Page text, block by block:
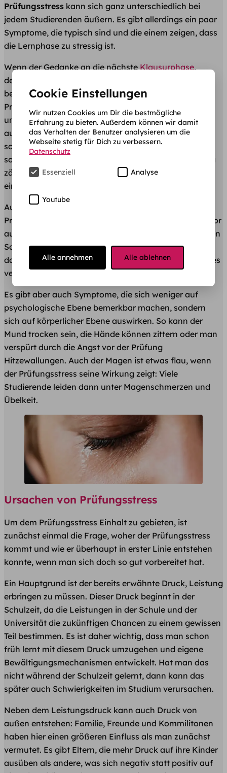
Prüfungsstress kann sich ganz unterschiedlich bei
jedem Studierenden äußern. Es gibt allerdings ein paar
Symptome, die typisch sind und die einem zeigen, dass
die Lernphase zu stressig ist.
Wenn der Gedanke an die nächste Klausurphase,
deinen Puls in die Höhe schnellen lässt und Herzrasen
bei dir verursacht, dann kann das ein Symptom von
Prüfungsstress sein. Dieses Gefühl von erhöhtem Puls
und Unwohlsein, kann sich auch auf deinen Schlaf
auswirken. Studierende mit Angst vor Prüfungen
schlafen deutlich unruhiger und unregelmäßiger als
solche, die diese
nicht verspüren. Dazu
zählen nächtliche Alpträume, Hin- und Herwälzen und
eine unruhige Grundstimmung.
Außerdem ist der Blackout ein häufiges Symptom von
Prüfungsstress. Ganz gleich, wie viel der Lernstoff zuvor
auswendig gelernt wurde und wie viele Übungen zu den
Sachverhalten gemacht wurden, Prüfungsstress kann
dafür sorgen, dass man in der Prüfung selbst dann alles
vergisst.
Es gibt aber auch Symptome, die sich weniger auf
psychologische Ebene bemerkbar machen, sondern
sich auf körperlicher Ebene auswirken. So kann der
Mund trocken sein, die Hände können zittern oder man
verspürt durch die Angst vor der Prüfung
Hitzewallungen. Auch der Magen ist etwas flau, wenn
der Prüfungsstress seine Wirkung zeigt: Viele
Studierende leiden dann unter Magenschmerzen und
Übelkeit.
Ursachen von Prüfungsstress
Um dem Prüfungsstress Einhalt zu gebieten, ist
zunächst einmal die Frage, woher der Prüfungsstress
kommt und wie er überhaupt in erster Linie entstehen
konnte, wenn man sich doch so gut vorbereitet hat.
Ein Hauptgrund ist der bereits erwähnte Druck, Leistung
erbringen zu müssen. Dieser Druck beginnt in der
Schulzeit, da die Leistungen in der Schule und der
Universität die zukünftigen Chancen zu einem gewissen
Teil bestimmen. Es ist daher wichtig, dass man schon
früh lernt mit diesem Druck umzugehen und eigene
Bewältigungsmechanismen entwickelt. Hat man das
nicht während der Schulzeit gelernt, dann kann das
später auch Schwierigkeiten im Studium verursachen.
Neben dem Leistungsdruck kann auch Druck von
außen entstehen: Familie, Freunde und Kommilitonen
haben hier einen größeren Einfluss als man zunächst
vermutet. Es gibt Eltern, die mehr Druck auf ihre Kinder
ausüben als andere, was sich negativ statt positiv auf
Cookie Einstellungen
Wir nutzen Cookies um Dir die bestmögliche
Erfahrung zu bieten. Außerdem können wir damit
das Verhalten der Benutzer analysieren um die
Webseite stetig für Dich zu verbessern.
Datenschutz
Essenziell Analyse
Youtube
Alle annehmen Alle ablehnen